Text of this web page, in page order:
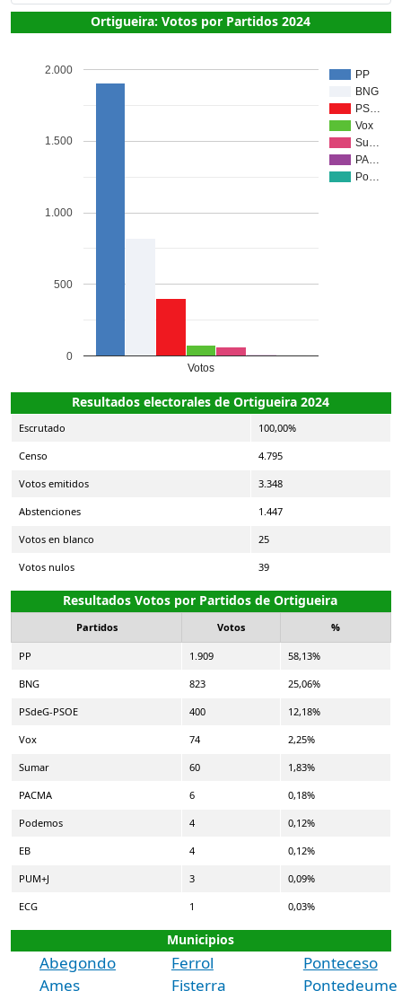
Ortigueira: Votos por Partidos 2024
PP
BNG
PS…
Vox
Su…
PA…
Po…
Votos
0
500
1.000
1.500
2.000
Resultados electorales de Ortigueira 2024
Escrutado 100,00%
Censo 4.795
Votos emitidos 3.348
Abstenciones 1.447
Votos en blanco 25
Votos nulos 39
Resultados Votos por Partidos de Ortigueira
Partidos Votos %
PP 1.909 58,13%
BNG 823 25,06%
PSdeG-PSOE 400 12,18%
Vox 74 2,25%
Sumar 60 1,83%
PACMA 6 0,18%
Podemos 4 0,12%
EB 4 0,12%
PUM+J 3 0,09%
ECG 1 0,03%
Municipios
Abegondo
Ames
Ferrol
Fisterra
Ponteceso
Pontedeume